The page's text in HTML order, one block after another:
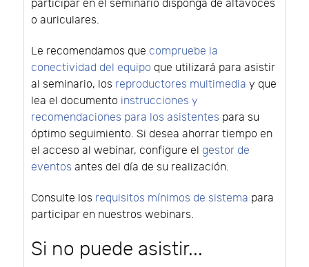
participar en el seminario disponga de altavoces
o auriculares.
Le recomendamos que compruebe la
conectividad del equipo que utilizará para asistir
al seminario, los reproductores multimedia y que
lea el documento instrucciones y
recomendaciones para los asistentes para su
óptimo seguimiento. Si desea ahorrar tiempo en
el acceso al webinar, configure el gestor de
eventos antes del día de su realización.
Consulte los requisitos mínimos de sistema para
participar en nuestros webinars.
Si no puede asistir...